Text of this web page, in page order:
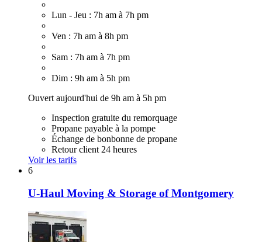
Lun - Jeu : 7h am à 7h pm
Ven : 7h am à 8h pm
Sam : 7h am à 7h pm
Dim : 9h am à 5h pm
Ouvert aujourd'hui de 9h am à 5h pm
Inspection gratuite du remorquage
Propane payable à la pompe
Échange de bonbonne de propane
Retour client 24 heures
Voir les tarifs
6
U-Haul Moving & Storage of Montgomery